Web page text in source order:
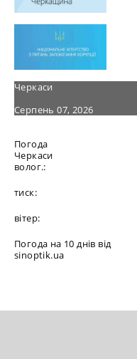
Черкаси
Серпень 07, 2026
Погода
Черкаси
волог.:
тиск:
вітер:
Погода на 10 днів від
sinoptik.ua